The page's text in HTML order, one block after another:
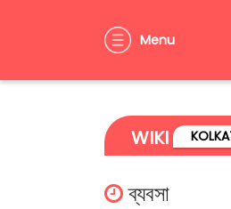
Menu
WIKI
ব্যবসা